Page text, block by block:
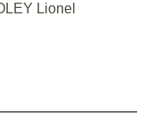
Lionel